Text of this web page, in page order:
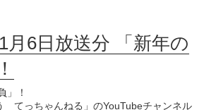
6日放送分 「新年の
」！
てっちゃんねる」のYouTubeチャンネル